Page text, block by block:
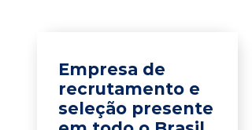
Empresa de
recrutamento e
seleção presente